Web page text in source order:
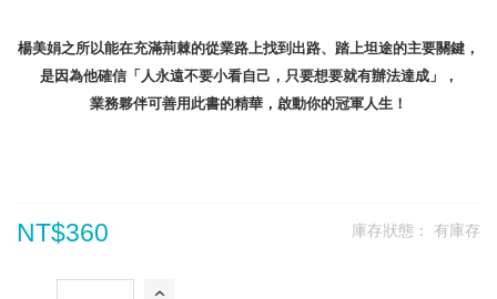
楊美娟之所以能在充滿荊棘的從業路上找到出路、踏上坦途的主要關鍵，
是因為他確信「人永遠不要小看自己，只要想要就有辦法達成」，
業務夥伴可善用此書的精華，啟動你的冠軍人生！
庫存狀態： 有庫存
NT$360